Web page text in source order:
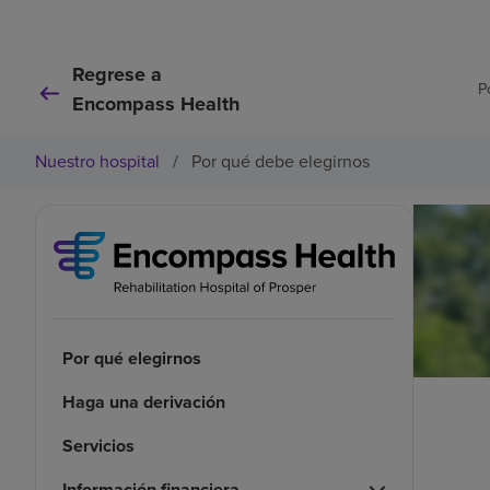
Regrese a
Encompass Health
Nuestro hospital / Por qué debe elegirnos
Por qué elegirnos
Haga una derivación
Servicios